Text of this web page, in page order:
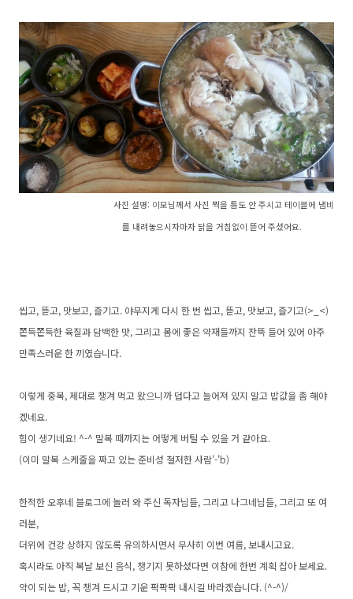
사진 설명: 이모님께서 사진 찍을 틈도 안 주시고 테이블에 냄비
를 내려놓으시자마자 닭을 거침없이 뜯어 주셨어요.
씹고, 뜯고, 맛보고, 즐기고. 야무지게 다시 한 번 씹고, 뜯고, 맛보고, 즐기고(>_<)
쫀득쫀득한 육질과 담백한 맛, 그리고 몸에 좋은 약재들까지 잔뜩 들어 있어 아주
만족스러운 한 끼였습니다.
이렇게 중복, 제대로 챙겨 먹고 왔으니까 덥다고 늘어져 있지 말고 밥값을 좀 해야
겠네요.
힘이 생기네요! ^-^ 말복 때까지는 어떻게 버틸 수 있을 거 같아요.
(이미 말복 스케줄을 짜고 있는 준비성 철저한 사람'-'b)
한적한 오후네 블로그에 놀러 와 주신 독자님들, 그리고 나그네님들, 그리고 또 여
러분,
더위에 건강 상하지 않도록 유의하시면서 무사히 이번 여름, 보내시고요.
혹시라도 아직 복날 보신 음식, 챙기지 못하셨다면 이참에 한번 계획 잡아 보세요.
약이 되는 밥, 꼭 챙겨 드시고 기운 팍팍팍 내시길 바라겠습니다. (^-^)/